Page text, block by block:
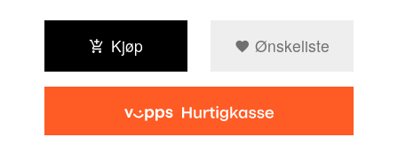
Kjøp Ønskeliste